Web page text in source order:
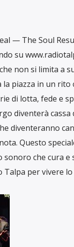
— The Soul
su
non si limita a
piazza in un
di lotta, fede e
diventerà
diventeranno
Questo
sonoro che cura e
Talpa per vivere